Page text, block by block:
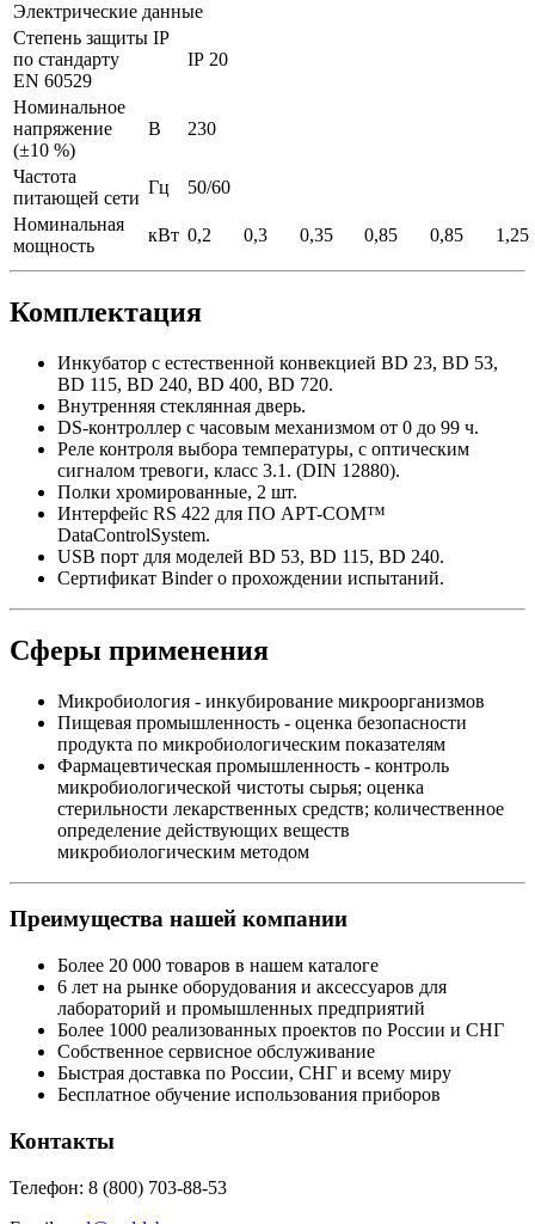
Электрические данные
Степень защиты IP
по стандарту
EN 60529
IP 20
Номинальное
напряжение
(±10 %)
В 230
Частота
питающей сети
Гц
50/60
Номинальная
мощность
кВт 0,2 0,3 0,35 0,85 0,85 1,25
Комплектация
Инкубатор с естественной конвекцией BD 23, BD 53,
BD 115, BD 240, BD 400, BD 720.
Внутренняя стеклянная дверь.
DS-контроллер с часовым механизмом от 0 до 99 ч.
Реле контроля выбора температуры, с оптическим
сигналом тревоги, класс 3.1. (DIN 12880).
Полки хромированные, 2 шт.
Интерфейс RS 422 для ПО APT-COM™
DataControlSystem.
USB порт для моделей BD 53, BD 115, BD 240.
Сертификат Binder о прохождении испытаний.
Сферы применения
Микробиология - инкубирование микроорганизмов
Пищевая промышленность - оценка безопасности
продукта по микробиологическим показателям
Фармацевтическая промышленность - контроль
микробиологической чистоты сырья; оценка
стерильности лекарственных средств; количественное
определение действующих веществ
микробиологическим методом
Преимущества нашей компании
Более 20 000 товаров в нашем каталоге
6 лет на рынке оборудования и аксессуаров для
лабораторий и промышленных предприятий
Более 1000 реализованных проектов по России и СНГ
Собственное сервисное обслуживание
Быстрая доставка по России, СНГ и всему миру
Бесплатное обучение использования приборов
Контакты
Телефон: 8 (800) 703-88-53